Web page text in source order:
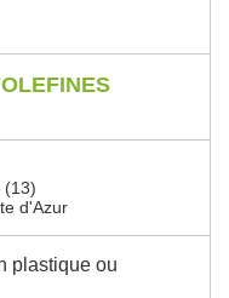
(13)
d'Azur
plastique ou